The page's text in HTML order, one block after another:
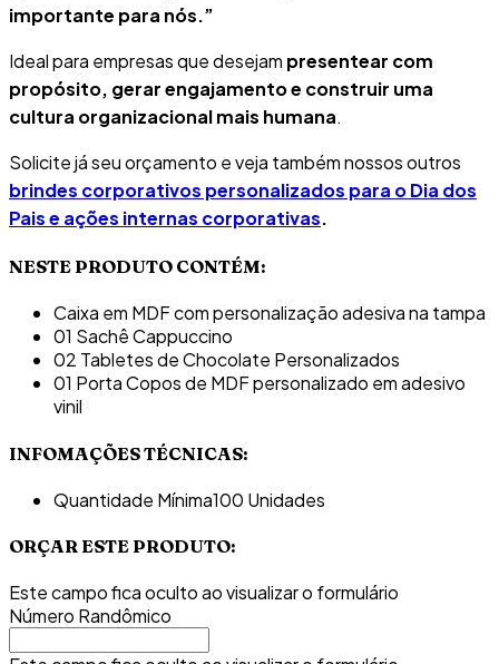
importante para nós.”
Ideal para empresas que desejam presentear com
propósito, gerar engajamento e construir uma
cultura organizacional mais humana.
Solicite já seu orçamento e veja também nossos outros
brindes corporativos personalizados para o Dia dos
Pais e ações internas corporativas.
NESTE PRODUTO CONTÉM:
Caixa em MDF com personalização adesiva na tampa
01 Sachê Cappuccino
02 Tabletes de Chocolate Personalizados
01 Porta Copos de MDF personalizado em adesivo
vinil
INFOMAÇÕES TÉCNICAS:
Quantidade Mínima100 Unidades
ORÇAR ESTE PRODUTO:
Este campo fica oculto ao visualizar o formulário
Número Randômico